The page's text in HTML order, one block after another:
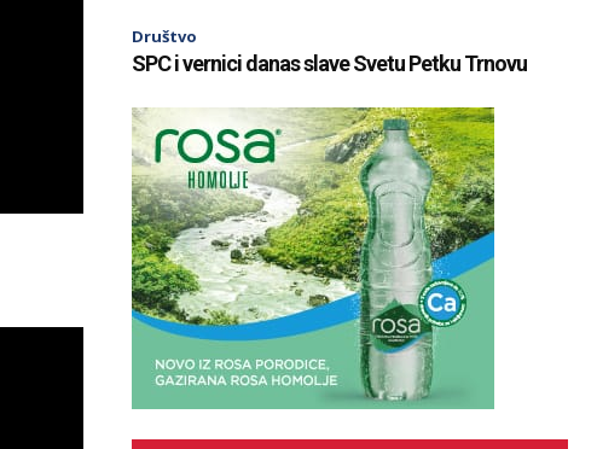
Društvo
SPC i vernici danas slave Svetu Petku Trnovu